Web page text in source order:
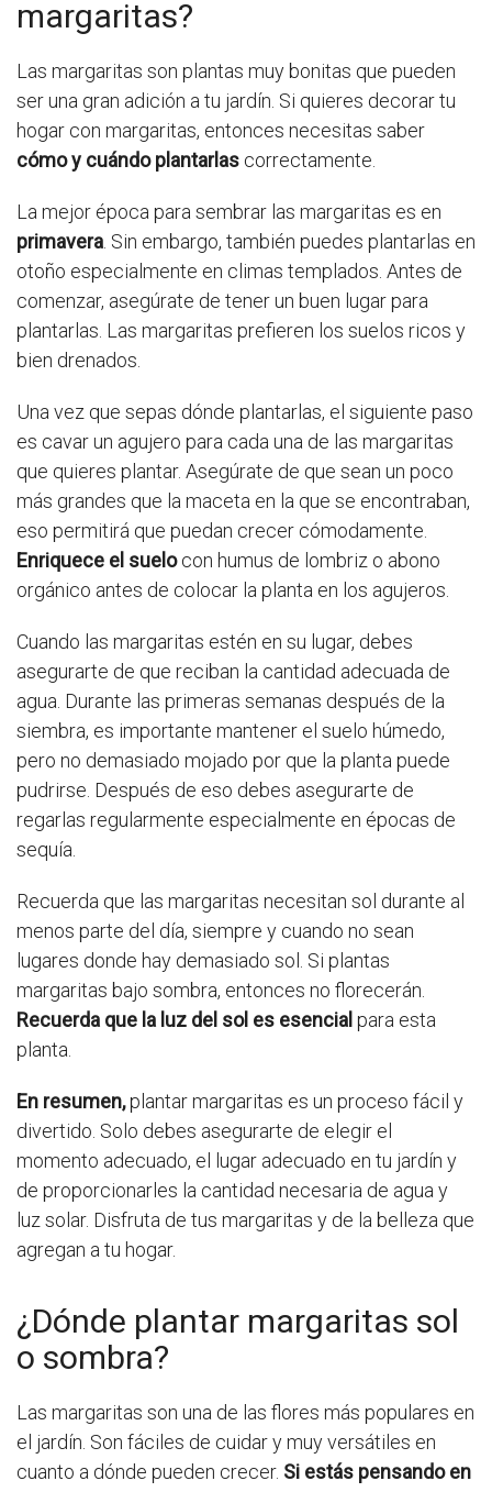
margaritas?
Las margaritas son plantas muy bonitas que pueden
ser una gran adición a tu jardín. Si quieres decorar tu
hogar con margaritas, entonces necesitas saber
cómo y cuándo plantarlas correctamente.
La mejor época para sembrar las margaritas es en
primavera . Sin embargo, también puedes plantarlas en
otoño especialmente en climas templados. Antes de
comenzar, asegúrate de tener un buen lugar para
plantarlas. Las margaritas prefieren los suelos ricos y
bien drenados.
Una vez que sepas dónde plantarlas, el siguiente paso
es cavar un agujero para cada una de las margaritas
que quieres plantar. Asegúrate de que sean un poco
más grandes que la maceta en la que se encontraban,
eso permitirá que puedan crecer cómodamente.
Enriquece el suelocon humus de lombriz o abono
orgánico antes de colocar la planta en los agujeros.
Cuando las margaritas estén en su lugar, debes
asegurarte de que reciban la cantidad adecuada de
agua. Durante las primeras semanas después de la
siembra, es importante mantener el suelo húmedo,
pero no demasiado mojado por que la planta puede
pudrirse. Después de eso debes asegurarte de
regarlas regularmente especialmente en épocas de
sequía.
Recuerda que las margaritas necesitan sol durante al
menos parte del día, siempre y cuando no sean
lugares donde hay demasiado sol. Si plantas
margaritas bajo sombra, entonces no florecerán.
Recuerda que la luz del sol es esencial para esta
planta.
En resumen,plantar margaritas es un proceso fácil y
divertido. Solo debes asegurarte de elegir el
momento adecuado, el lugar adecuado en tu jardín y
de proporcionarles la cantidad necesaria de agua y
luz solar. Disfruta de tus margaritas y de la belleza que
agregan a tu hogar.
¿Dónde plantar margaritas sol
o sombra?
Las margaritas son una de las flores más populares en
el jardín. Son fáciles de cuidar y muy versátiles en
cuanto a dónde pueden crecer. Si estás pensando en